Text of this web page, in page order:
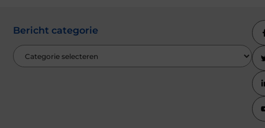
Bericht categorie